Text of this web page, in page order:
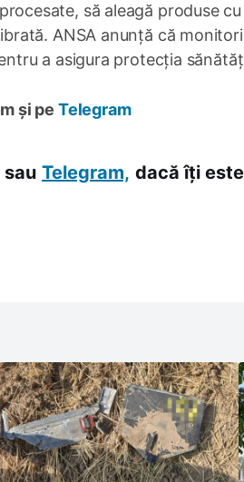
să aleagă produse
ANSA anunță că
a asigura protecția
și pe Telegram
sau Telegram, dacă îți